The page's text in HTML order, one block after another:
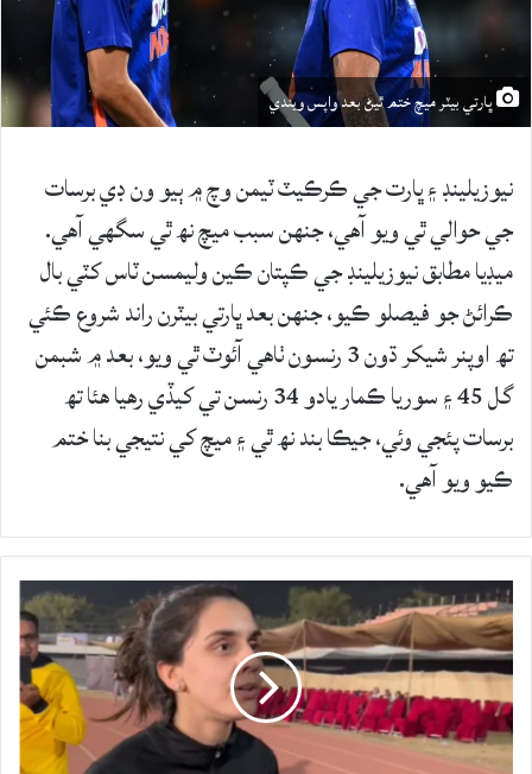
ڀارتي بيٽر ميچ ختم ٿيڻ بعد واپس ويندي
نيوزيلينڊ ۽ ڀارت جي ڪرڪيٽ ٽيمن وچ ۾ ٻيو ون ڊي برسات
جي حوالي ٿي ويو آهي، جنهن سبب ميچ نھ ٿي سگهي آهي.
ميڊيا مطابق نيوزيلينڊ جي ڪپتان ڪين وليمسن ٽاس کٽي بال
ڪرائڻ جو فيصلو ڪيو، جنهن بعد ڀارتي بيٽرن راند شروع ڪئي
تھ اوپنر شيکر ڌون 3 رنسون ٺاهي آئوٽ ٿي ويو، بعد ۾ شبمن
گل 45 ۽ سوريا ڪمار يادو 34 رنسن تي کيڏي رهيا هئا تھ
برسات پئجي وئي، جيڪا بند نھ ٿي ۽ ميچ کي نتيجي بنا ختم
ڪيو ويو آهي.